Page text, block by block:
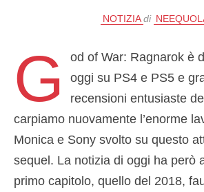
NOTIZIA di
G
od of War: Ragnarok è
oggi su PS4 e PS5 e
recensioni entusiaste
carpiamo nuovamente l’enorme
Monica e Sony svolto su questo
sequel. La notizia di oggi ha però
primo capitolo, quello del 2018,